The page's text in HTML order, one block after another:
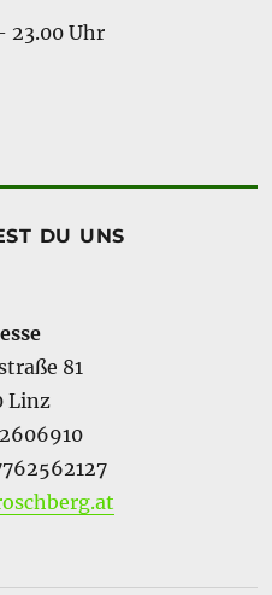
23.00 Uhr
DU UNS
81
Linz